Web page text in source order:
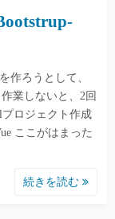
作ろうとして、
業しないと、2回
ロジェクト作成
ここがはまった
続きを読む